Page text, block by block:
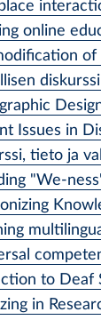
online
of
Issues in
tieto ja
"We-
to Deaf
in